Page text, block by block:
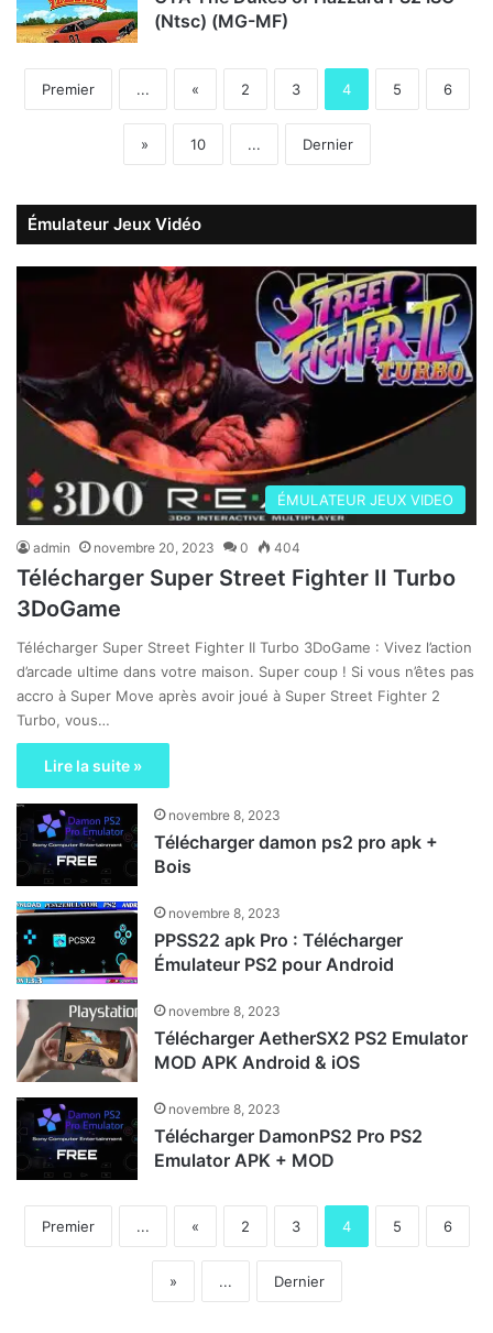
(Ntsc) (MG-MF)
Premier ... « 2 3 4 5 6
» 10 ... Dernier
Émulateur Jeux Vidéo
ÉMULATEUR JEUX VIDEO
admin novembre 20, 2023 0 404
Télécharger Super Street Fighter II Turbo
3DoGame
Télécharger Super Street Fighter II Turbo 3DoGame : Vivez l’action
d’arcade ultime dans votre maison. Super coup ! Si vous n’êtes pas
accro à Super Move après avoir joué à Super Street Fighter 2
Turbo, vous…
Lire la suite »
novembre 8, 2023
Télécharger damon ps2 pro apk +
Bois
novembre 8, 2023
PPSS22 apk Pro : Télécharger
Émulateur PS2 pour Android
novembre 8, 2023
Télécharger AetherSX2 PS2 Emulator
MOD APK Android & iOS
novembre 8, 2023
Télécharger DamonPS2 Pro PS2
Emulator APK + MOD
Premier ... « 2 3 4 5 6
» ... Dernier